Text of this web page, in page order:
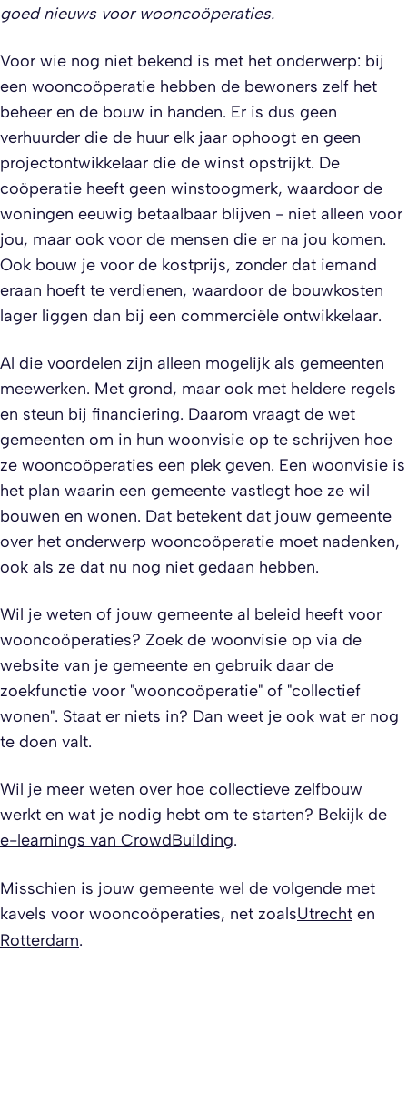
goed nieuws voor wooncoöperaties.
Voor wie nog niet bekend is met het onderwerp: bij
een wooncoöperatie hebben de bewoners zelf het
beheer en de bouw in handen. Er is dus geen
verhuurder die de huur elk jaar ophoogt en geen
projectontwikkelaar die de winst opstrijkt. De
coöperatie heeft geen winstoogmerk, waardoor de
woningen eeuwig betaalbaar blijven - niet alleen voor
jou, maar ook voor de mensen die er na jou komen.
Ook bouw je voor de kostprijs, zonder dat iemand
eraan hoeft te verdienen, waardoor de bouwkosten
lager liggen dan bij een commerciële ontwikkelaar.
Al die voordelen zijn alleen mogelijk als gemeenten
meewerken. Met grond, maar ook met heldere regels
en steun bij financiering. Daarom vraagt de wet
gemeenten om in hun woonvisie op te schrijven hoe
ze wooncoöperaties een plek geven. Een woonvisie is
het plan waarin een gemeente vastlegt hoe ze wil
bouwen en wonen. Dat betekent dat jouw gemeente
over het onderwerp wooncoöperatie moet nadenken,
ook als ze dat nu nog niet gedaan hebben.
Wil je weten of jouw gemeente al beleid heeft voor
wooncoöperaties? Zoek de woonvisie op via de
website van je gemeente en gebruik daar de
zoekfunctie voor "wooncoöperatie" of "collectief
wonen". Staat er niets in? Dan weet je ook wat er nog
te doen valt.
Wil je meer weten over hoe collectieve zelfbouw
werkt en wat je nodig hebt om te starten? Bekijk de
e-learnings van CrowdBuilding.
Misschien is jouw gemeente wel de volgende met
kavels voor wooncoöperaties, net zoalsUtrecht en
Rotterdam.